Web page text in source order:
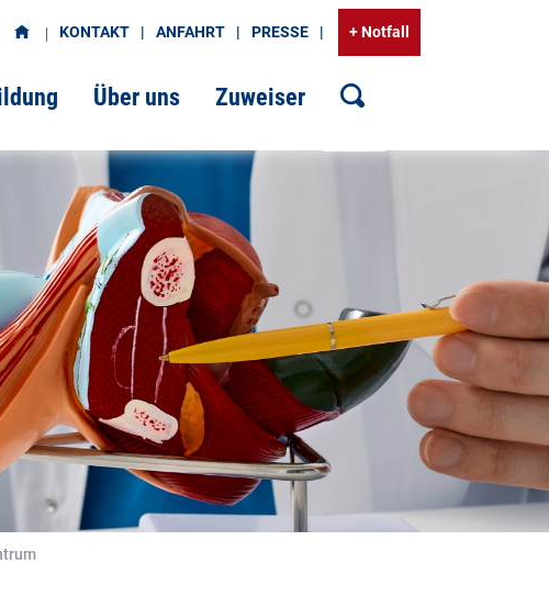
KONTAKT ANFAHRT PRESSE + Notfall
Über uns Zuweiser